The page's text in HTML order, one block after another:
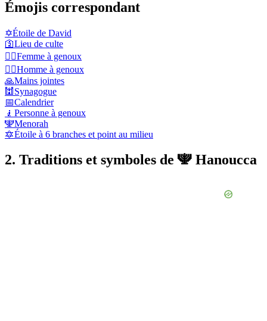
Émojis correspondant
✡️Étoile de David
🛐Lieu de culte
🧎‍♀️Femme à genoux
🧎‍♂️Homme à genoux
🙏Mains jointes
🕍 Synagogue
📅Calendrier
🧎 Personne à genoux
🕎Menorah
🔯Étoile à 6 branches et point au milieu
2. Traditions et symboles de 🕎 Hanoucca